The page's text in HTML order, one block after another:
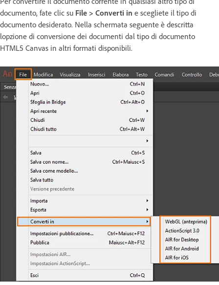
documento, fate clic su File > Converti in e scegliete il tipo di
documento desiderato. Nella schermata seguente è descritta
lopzione di conversione dei documenti dal tipo di documento
HTML5 Canvas in altri formati disponibili.